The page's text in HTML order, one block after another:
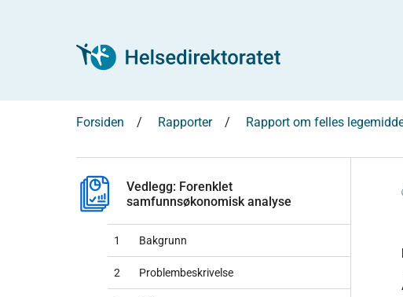
Forsiden Rapporter Rapport om felles
Vedlegg: Forenklet
samfunnsøkonomisk analyse
1 Bakgrunn
2 Problembeskrivelse